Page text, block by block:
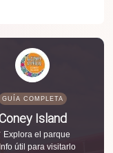
GUÍA COMPLETA
Island
Explora el parque
útil para visitarlo